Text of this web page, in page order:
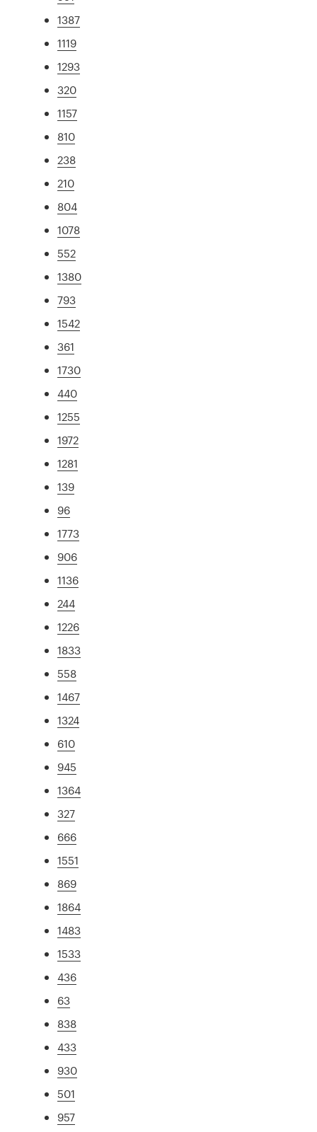
1387
1119
1293
320
1157
810
238
210
804
1078
552
1380
793
1542
361
1730
440
1255
1972
1281
139
96
1773
906
1136
244
1226
1833
558
1467
1324
610
945
1364
327
666
1551
869
1864
1483
1533
436
63
838
433
930
501
957